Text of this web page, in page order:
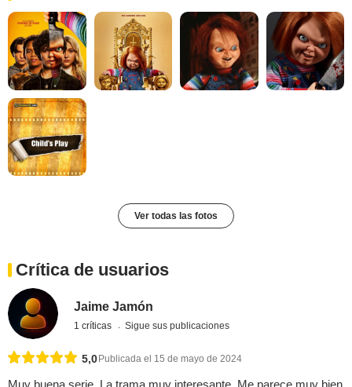
Ver todas las fotos
Crítica de usuarios
Jaime Jamón
1 críticas Sigue sus publicaciones
5,0Publicada el 15 de mayo de 2024
Muy buena serie. La trama muy interesante. Me parece muy bien